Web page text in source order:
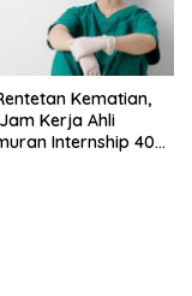
Kematian,
Kerja Ahli
Internship 40